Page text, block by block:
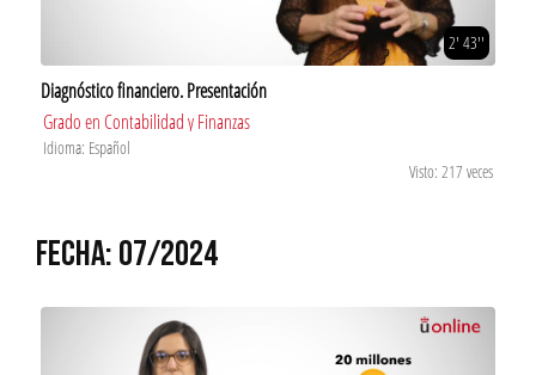
2' 43''
Diagnóstico financiero. Presentación
Grado en Contabilidad y Finanzas
Idioma: Español
Visto: 217 veces
FECHA: 07/2024